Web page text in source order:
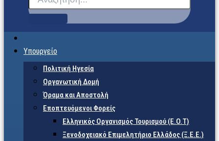
Υπουργείο
Πολιτική Ηγεσία
Οργανωτική Δομή
Όραμα και Αποστολή
Εποπτευόμενοι Φορείς
Eλληνικός Οργανισμός Τουρισμού (Ε.Ο.Τ)
Ξενοδοχειακό Επιμελητήριο Ελλάδος (Ξ.Ε.Ε.)